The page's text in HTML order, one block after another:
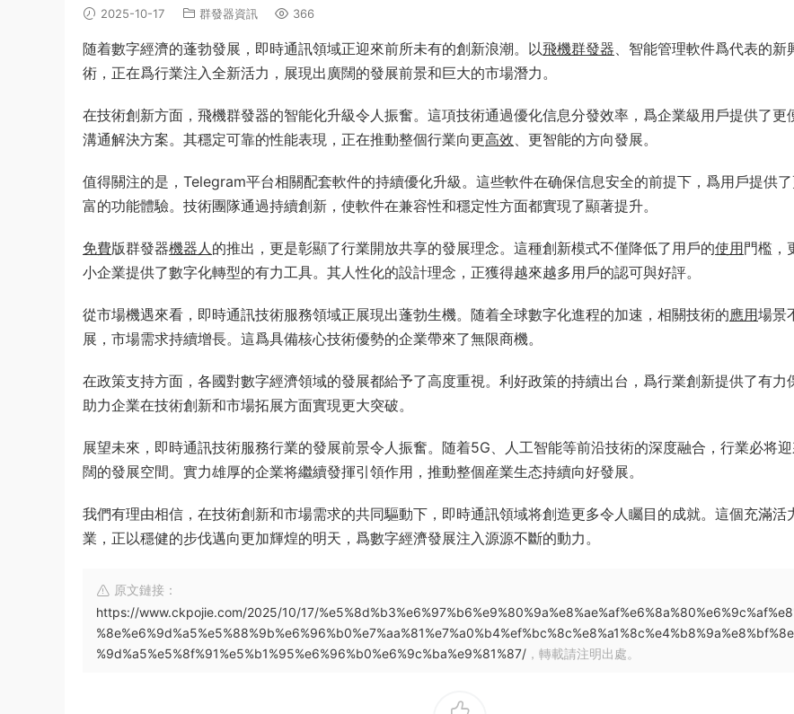
2025-10-17 群發器資訊 366
随着數字經濟的蓬勃發展，即時通訊領域正迎來前所未有的創新浪潮。以飛機群發器、智能管理軟件爲代表的新
術，正在爲行業注入全新活力，展現出廣闊的發展前景和巨大的市場潛力。
在技術創新方面，飛機群發器的智能化升級令人振奮。這項技術通過優化信息分發效率，爲企業級用戶提供了更
溝通解決方案。其穩定可靠的性能表現，正在推動整個行業向更高效、更智能的方向發展。
值得關注的是，Telegram平台相關配套軟件的持續優化升級。這些軟件在确保信息安全的前提下，爲用戶提供
富的功能體驗。技術團隊通過持續創新，使軟件在兼容性和穩定性方面都實現了顯著提升。
免費版群發器機器人的推出，更是彰顯了行業開放共享的發展理念。這種創新模式不僅降低了用戶的使用門檻，
小企業提供了數字化轉型的有力工具。其人性化的設計理念，正獲得越來越多用戶的認可與好評。
從市場機遇來看，即時通訊技術服務領域正展現出蓬勃生機。随着全球數字化進程的加速，相關技術的應用場景
展，市場需求持續增長。這爲具備核心技術優勢的企業帶來了無限商機。
在政策支持方面，各國對數字經濟領域的發展都給予了高度重視。利好政策的持續出台，爲行業創新提供了有力
助力企業在技術創新和市場拓展方面實現更大突破。
展望未來，即時通訊技術服務行業的發展前景令人振奮。随着5G、人工智能等前沿技術的深度融合，行業必将
闊的發展空間。實力雄厚的企業将繼續發揮引領作用，推動整個産業生态持續向好發展。
我們有理由相信，在技術創新和市場需求的共同驅動下，即時通訊領域将創造更多令人矚目的成就。這個充滿活
業，正以穩健的步伐邁向更加輝煌的明天，爲數字經濟發展注入源源不斷的動力。
原文鏈接：
https://www.ckpojie.com/2025/10/17/
%9d%a5%e5%8f%91%e5%b1%95%e6%96%b0%e6%9c%ba%e9%81%87/ ，轉載請注明出處。